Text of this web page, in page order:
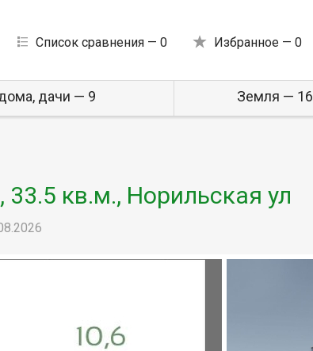
Список сравнения — 0 Избранное — 0
дачи — 9 Земля — 16
кв.м., Норильская ул